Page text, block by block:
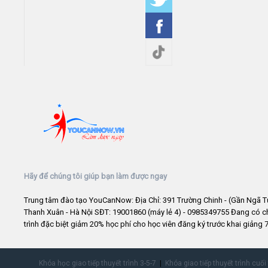
Hãy để chúng tôi giúp bạn làm được ngay
Trung tâm đào tạo YouCanNow: Địa Chỉ: 391 Trường Chinh - (Gần Ngã
Thanh Xuân - Hà Nội SĐT: 19001860 (máy lẻ 4) - 0985349755 Đang có
trình đặc biệt giảm 20% học phí cho học viên đăng ký trước khai giảng
Khóa học giao tiếp thuyết trình 3-5-7
Khóa giao tiếp thuyết trình